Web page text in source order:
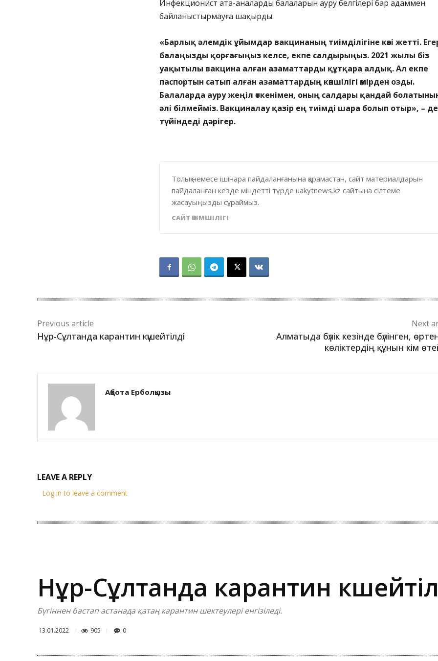
Инфекционист ата-аналарды балаларын ауру белгілері бар адаммен
байланыстырмауға шақырды.
«Барлық әлемдік ұйымдар вакцинаның тиімділігіне көзі жетті.
балаңызды қорғағыңыз келсе, екпе салдырыңыз. 2021 жылы біз
уақытылы вакцина алған азаматтарды құтқара алдық. Ал екпе
паспортын сатып алған азаматтардың көпшілігі өмірден озды.
Балаларда ауру жеңіл өткенімен, оның салдары қандай
әлі білмейміз. Вакциналау қазір ең тиімді шара болып отыр», –
түйіндеді дәрігер.
Толық немесе ішінара пайдаланғанына қарамастан, сайт материалдарын
пайдаланған кезде міндетті түрде uakytnews.kz сайтына сілтеме
жасауыңызды сұраймыз.
САЙТ ӘКІМШІЛІГІ
Previous article
Нұр-Сұлтанда карантин күшейтілді
Next
Алматыда бүлік кезінде бүлінген,
көліктердің құнын кім
Ақбота Ерболқызы
LEAVE A REPLY
Log in to leave a comment